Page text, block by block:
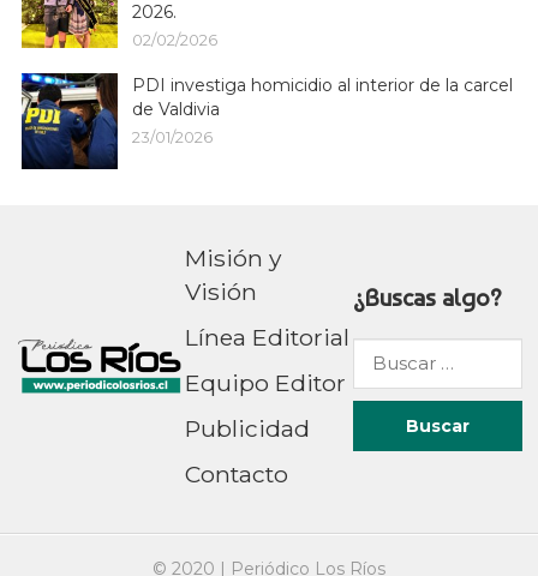
2026.
02/02/2026
PDI investiga homicidio al interior de la carcel
de Valdivia
23/01/2026
Misión y
Visión
Línea Editorial
Equipo Editor
Publicidad
Contacto
¿Buscas algo?
Buscar
por:
© 2020 | Periódico Los Ríos